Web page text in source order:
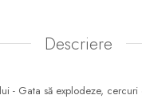
Descriere
- Gata să explodeze,